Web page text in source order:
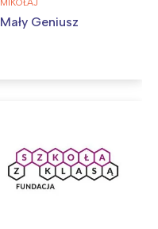
MIKOŁAJ
Mały Geniusz